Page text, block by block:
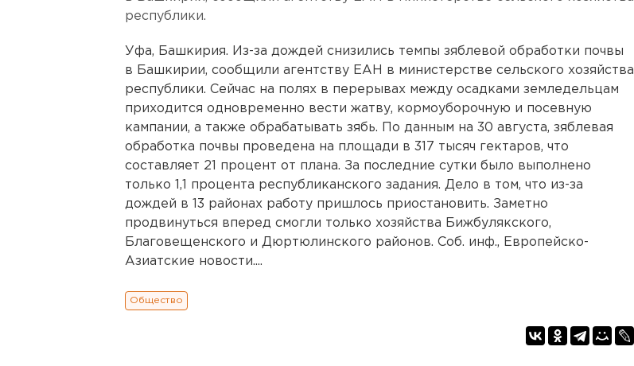
республики.
Уфа, Башкирия. Из-за дождей снизились темпы зяблевой обработки почвы
в Башкирии, сообщили агентству ЕАН в министерстве сельского хозяйства
республики. Сейчас на полях в перерывах между осадками земледельцам
приходится одновременно вести жатву, кормоуборочную и посевную
кампании, а также обрабатывать зябь. По данным на 30 августа, зяблевая
обработка почвы проведена на площади в 317 тысяч гектаров, что
составляет 21 процент от плана. За последние сутки было выполнено
только 1,1 процента республиканского задания. Дело в том, что из-за
дождей в 13 районах работу пришлось приостановить. Заметно
продвинуться вперед смогли только хозяйства Бижбулякского,
Благовещенского и Дюртюлинского районов. Соб. инф., Европейско-
Азиатские новости....
Общество